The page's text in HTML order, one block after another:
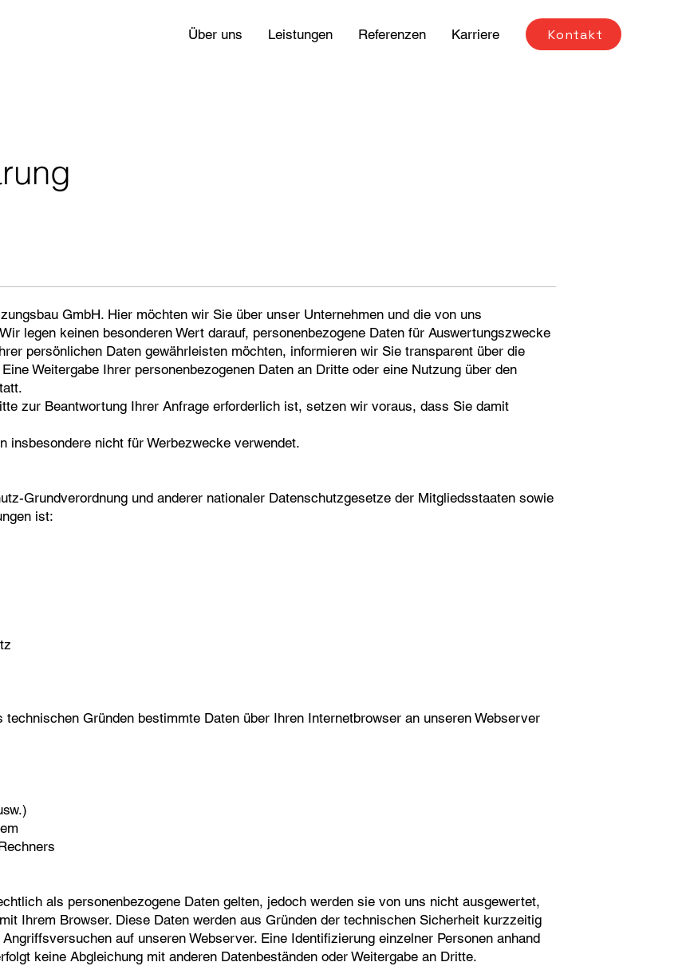
Kontakt
Über uns Leistungen Referenzen Karriere
GmbH. Hier möchten wir Sie über unser Unternehmen und die von uns
legen keinen besonderen Wert darauf, personenbezogene Daten für Auswertungszwecke
persönlichen Daten gewährleisten möchten, informieren wir Sie transparent über die
Weitergabe Ihrer personenbezogenen Daten an Dritte oder eine Nutzung über den
zur Beantwortung Ihrer Anfrage erforderlich ist, setzen wir voraus, dass Sie damit
insbesondere nicht für Werbezwecke verwendet.
Grundverordnung und anderer nationaler Datenschutzgesetze der Mitgliedsstaaten sowie
ist:
Gründen bestimmte Daten über Ihren Internetbrowser an unseren Webserver
als personenbezogene Daten gelten, jedoch werden sie von uns nicht ausgewertet,
Ihrem Browser. Diese Daten werden aus Gründen der technischen Sicherheit kurzzeitig
auf unseren Webserver. Eine Identifizierung einzelner Personen anhand
keine Abgleichung mit anderen Datenbeständen oder Weitergabe an Dritte.